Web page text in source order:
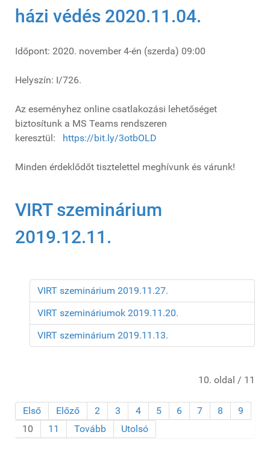
házi védés 2020.11.04.
Időpont: 2020. november 4-én (szerda) 09:00
Helyszín: I/726.
Az eseményhez online csatlakozási lehetőséget
biztosítunk a MS Teams rendszeren
keresztül: https://bit.ly/3otbOLD
Minden érdeklődőt tisztelettel meghívunk és várunk!
VIRT szeminárium
2019.12.11.
VIRT szeminárium 2019.11.27.
VIRT szemináriumok 2019.11.20.
VIRT szeminárium 2019.11.13.
10. oldal / 11
Első Előző 2 3 4 5 6 7 8
9
10
11 Tovább Utolsó